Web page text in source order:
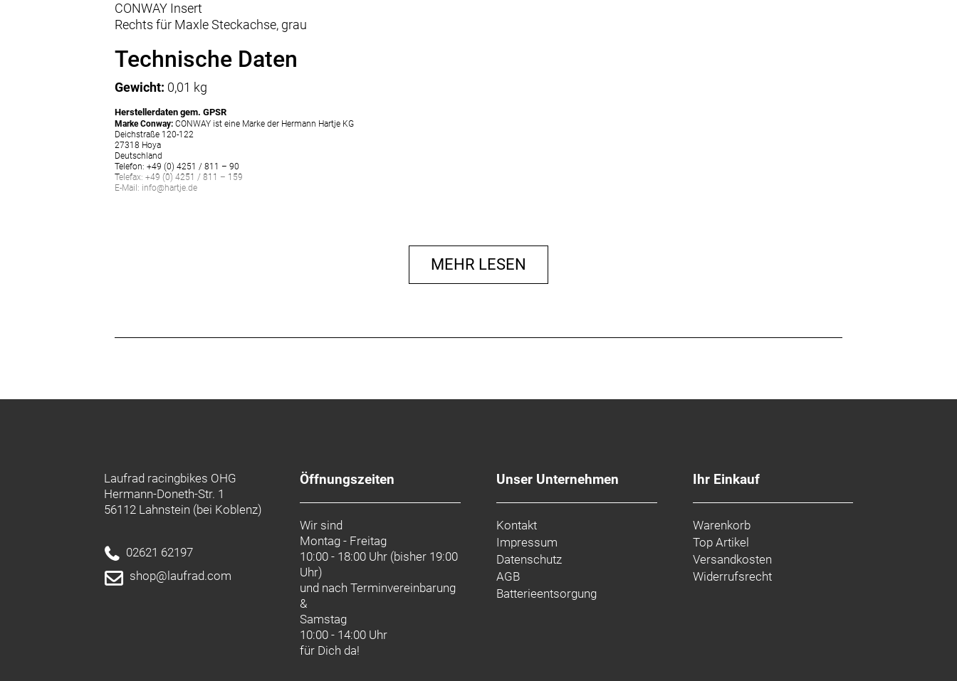
CONWAY Insert
Rechts für Maxle Steckachse, grau
Technische Daten
Gewicht: 0,01 kg
Herstellerdaten gem. GPSR
Marke Conway: CONWAY ist eine Marke der Hermann Hartje KG
Deichstraße 120-122
27318 Hoya
Deutschland
Telefon: +49 (0) 4251 / 811 – 90
Telefax: +49 (0) 4251 / 811 – 159
E-Mail: info@hartje.de
MEHR LESEN
Laufrad racingbikes OHG
Hermann-Doneth-Str. 1
56112 Lahnstein (bei Koblenz)
02621 62197
shop@laufrad.com
Öffnungszeiten
Wir sind
Montag - Freitag
10:00 - 18:00 Uhr (bisher 19:00
Uhr)
und nachTerminvereinbarung
&
Samstag
10:00 - 14:00 Uhr
für Dich da!
Unser Unternehmen
Kontakt
Impressum
Datenschutz
AGB
Batterieentsorgung
Ihr Einkauf
Warenkorb
Top Artikel
Versandkosten
Widerrufsrecht